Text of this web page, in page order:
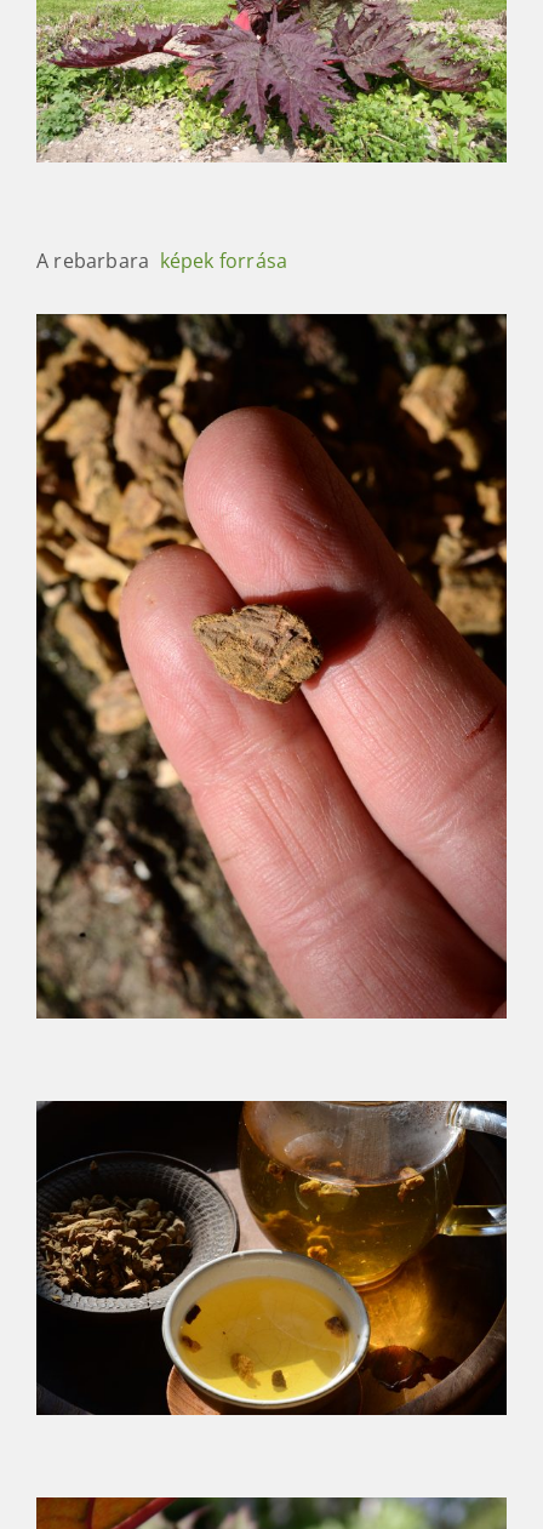
A rebarbara képek forrása